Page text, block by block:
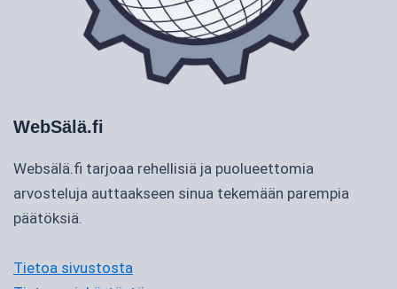
WebSälä.fi
Websälä.fi tarjoaa rehellisiä ja puolueettomia
arvosteluja auttaakseen sinua tekemään parempia
päätöksiä.
Tietoa sivustosta